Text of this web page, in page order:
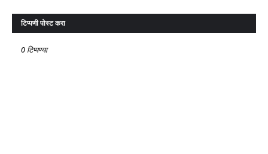
टिप्पणी पोस्ट करा
0 टिप्पण्या